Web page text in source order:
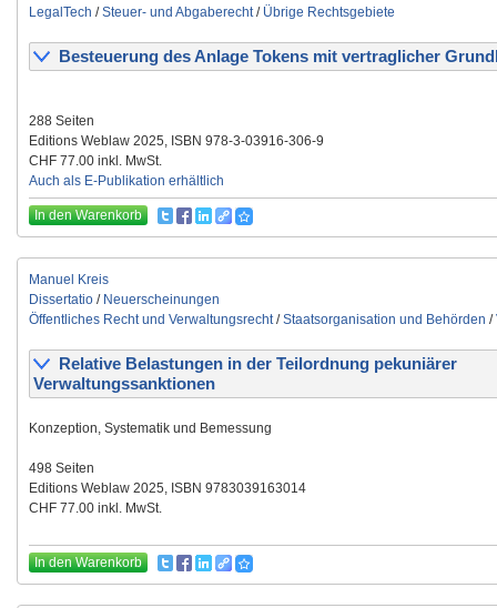
LegalTech /Steuer- und Abgaberecht/ Übrige Rechtsgebiete
Besteuerung des Anlage Tokens mit vertraglicher
288 Seiten
Editions Weblaw 2025, ISBN 978-3-03916-306-9
CHF 77.00 inkl. MwSt.
Auch als E-Publikation erhältlich
In den Warenkorb
Manuel Kreis
Dissertatio / Neuerscheinungen
Öffentliches Recht und Verwaltungsrecht/Staatsorganisation und Behörden /
Relative Belastungen in der Teilordnung pekuniärer
Verwaltungssanktionen
Konzeption, Systematik und Bemessung
498 Seiten
Editions Weblaw 2025, ISBN 9783039163014
CHF 77.00 inkl. MwSt.
In den Warenkorb